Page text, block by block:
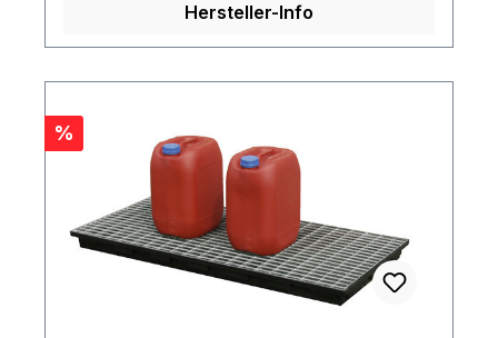
Hersteller-Info
Rabatt
%